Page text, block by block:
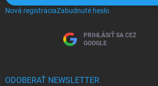
Nová registráciaZabudnuté heslo
PRIHLÁSIŤ SA CEZ
GOOGLE
ODOBERAŤ NEWSLETTER